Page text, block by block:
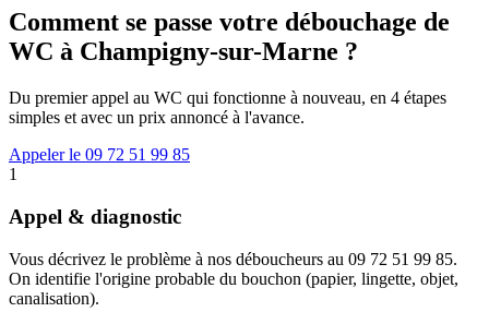
Comment se passe votre débouchage de
WC à Champigny-sur-Marne ?
Du premier appel au WC qui fonctionne à nouveau, en 4 étapes
simples et avec un prix annoncé à l'avance.
Appeler le 09 72 51 99 85
1
Appel & diagnostic
Vous décrivez le problème à nos déboucheurs au 09 72 51 99 85.
On identifie l'origine probable du bouchon (papier, lingette, objet,
canalisation).